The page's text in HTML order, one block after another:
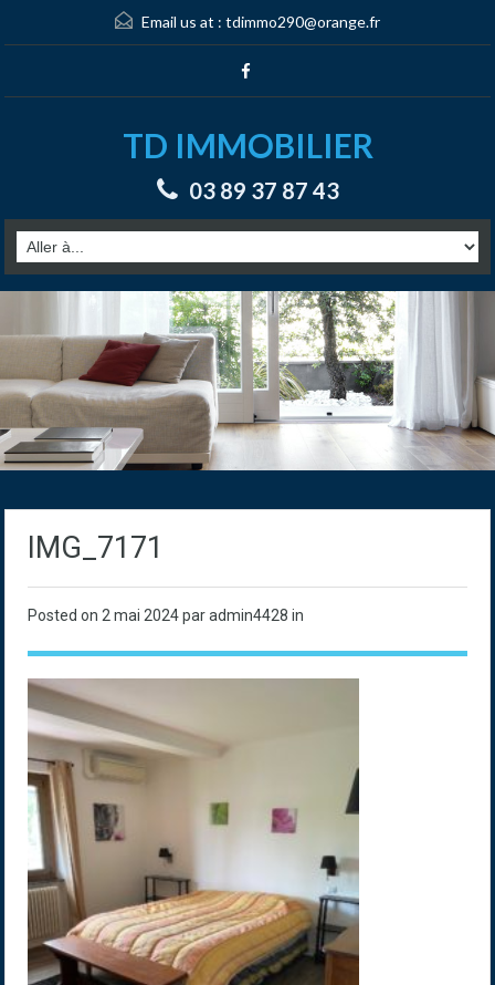
Email us at : tdimmo290@orange.fr
TD IMMOBILIER
03 89 37 87 43
IMG_7171
Posted on 2 mai 2024par admin4428 in